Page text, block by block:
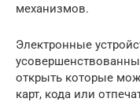
механизмов.
Электронные
открыть которые
карт, кода или